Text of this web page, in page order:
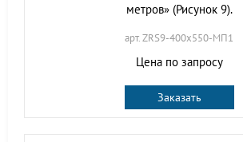
метров» (Рисунок 9).
арт. ZRS9-400х550-МП1
Цена по запросу
Заказать